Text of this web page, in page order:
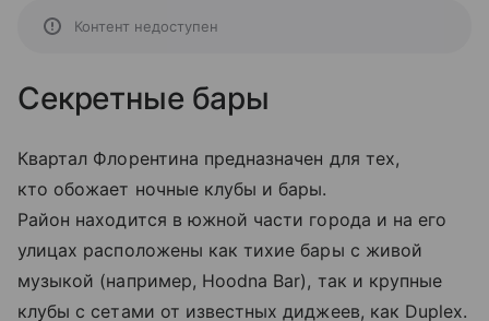
Контент недоступен
Секретные бары
Квартал Флорентина предназначен для тех,
кто обожает ночные клубы и бары.
Район находится в южной части города и на его
улицах расположены как тихие бары с живой
музыкой (например, Hoodna Bar), так и крупные
клубы с сетами от известных диджеев, как Duplex.